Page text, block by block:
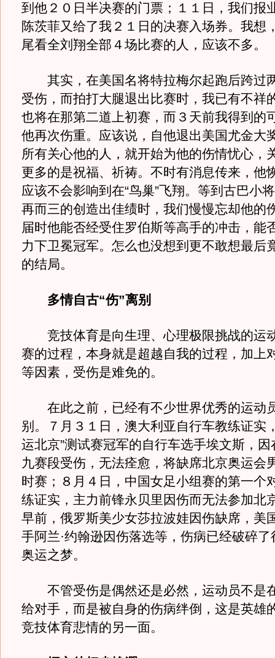
到他２０日半决赛的门票；１１日，我们报
陈茨菲又给了我２１日的决赛入场券。我想
尾看全刘翔全部４场比赛的人，应该不多。
其实，在美国名将特拉梅尔起跑后跨过
受伤，而拍打大腿退出比赛时，我已有不祥
也将在那第二道上初赛，而３天前我得到的
他再次伤重。应该说，自他退出美国尤金大
所有关心他的人，就开始为他的伤情忧心，
更多的是祝福、祈祷。不时有消息传来，他
应该不会影响到在“鸟巢”飞翔。等到古巴小
再而三的创造出佳绩时，我们慢慢忘却他的
届时他能否经受住罗伯斯等高手的冲击，能
力下卫冕冠军。怎么也没想到更不敢想最后
的结局。
多情自古“伤”离别
竞技体育是向生理、心理极限挑战的运
赛的过程，本身就是超越自我的过程，加上
等因素，受伤是难免的。
在此之前，已经有不少世界优秀的运动
别。７月３１日，澳大利亚自行车教练证实
运北京”测试赛冠军的自行车选手埃文斯，
九赛段受伤，无法痊愈，将缺席北京奥运会
时赛；８月４日，中国女足小组赛的第一个
练证实，主力前锋永贝里因伤而无法参加北
早前，俄罗斯美少女莎拉波娃因伤缺席，美
手阿兰·约翰逊因伤落选等，伤病已经破碎
奥运之梦。
不管受伤是偶然还是必然，运动员不是
给对手，而是被自身的伤病绊倒，这是英雄
竞技体育悲情的另一面。